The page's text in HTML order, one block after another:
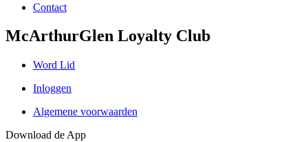
Contact
McArthurGlen Loyalty Club
Word Lid
Inloggen
Algemene voorwaarden
Download de App